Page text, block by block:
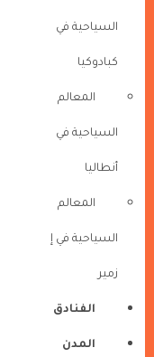
السياحية في
كبادوكيا
المعالم
السياحية في
أنطاليا
المعالم
السياحية في إ
زمير
الفنادق
المدن